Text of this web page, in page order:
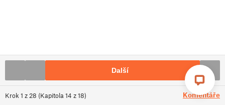
Krok 1 z 28 (Kapitola 14 z18) Komentáře
Další